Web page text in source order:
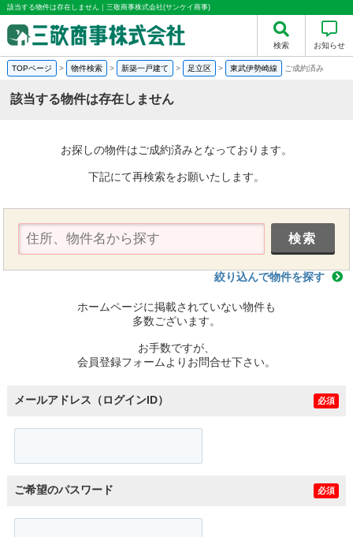
該当する物件は存在しません｜三敬商事株式会社(サンケイ商事)
検索 お知らせ
TOPページ > 物件検索 > 新築一戸建て > 足立区 > 東武伊勢崎線 ご成約済み
該当する物件は存在しません
お探しの物件はご成約済みとなっております。
下記にて再検索をお願いたします。
絞り込んで物件を探す
ホームページに掲載されていない物件も
多数ございます。
お手数ですが、
会員登録フォームよりお問合せ下さい。
メールアドレス（ログインID） 必須
ご希望のパスワード 必須